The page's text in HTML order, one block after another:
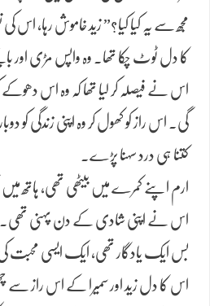
مجھ سے یہ کیا کیا؟” زید خاموش رہا، اس
کا دل ٹوٹ چکا تھا۔ وہ واپس مڑی اور
اس نے فیصلہ کر لیا تھا کہ وہ اس
گی۔ اس راز کو کھول کر وہ اپنی زندگی کو
کتنا ہی درد سہنا پڑے۔
ارم اپنے کمرے میں بیٹھی تھی، ہاتھ
اس نے اپنی شادی کے دن پہنی
بس ایک یادگار تھی، ایک ایسی محبت
اس کا دل زید اور سمیرا کے اس راز